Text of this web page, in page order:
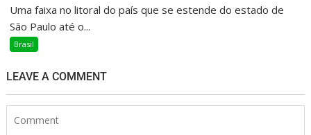
Uma faixa no litoral do país que se estende do estado de
São Paulo até o...
Brasil
LEAVE A COMMENT